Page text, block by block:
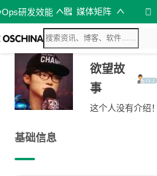
研发效能 媒体矩阵
欲望故
事
这个人没有介绍！
基础信息